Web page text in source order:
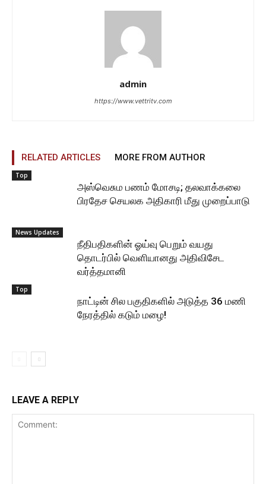
admin
https://www.vettritv.com
RELATED ARTICLES MORE FROM AUTHOR
Top
அஸ்வெசும பணம் மோசடி; தலவாக்கலை
பிரதேச செயலக அதிகாரி மீது முறைப்பாடு
News Updates
நீதிபதிகளின் ஓய்வு பெறும் வயது
தொடர்பில் வெளியானது அதிவிசேட
வர்த்தமானி
Top
நாட்டின் சில பகுதிகளில் அடுத்த 36 மணி
நேரத்தில் கடும் மழை!
LEAVE A REPLY